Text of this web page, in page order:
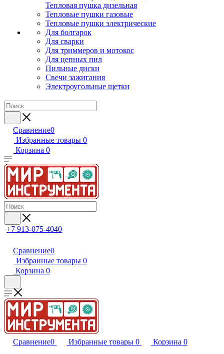
Тепловая пушка дизельная
Тепловые пушки газовые
Тепловые пушки электрические
Для болгарок
Для сварки
Для триммеров и мотокос
Для цепных пил
Пильные диски
Свечи зажигания
Электроугольные щетки
Сравнение0
Избранные товары 0
Корзина 0
+7 913-075-4040
Сравнение0
Избранные товары 0
Корзина 0
Сравнение0 Избранные товары 0 Корзина 0